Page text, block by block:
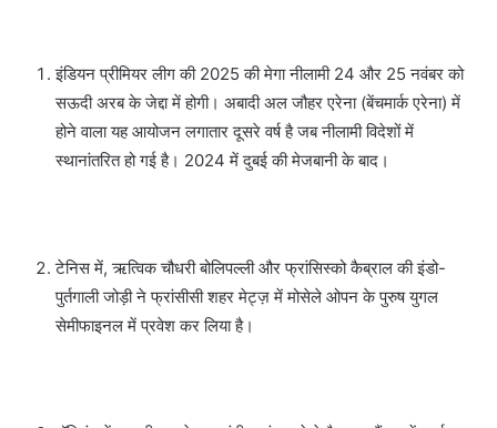
इंडियन प्रीमियर लीग की 2025 की मेगा नीलामी 24 और 25 नवंबर को
सऊदी अरब के जेद्दा में होगी। अबादी अल जौहर एरेना (बेंचमार्क एरेना) में
होने वाला यह आयोजन लगातार दूसरे वर्ष है जब नीलामी विदेशों में
स्थानांतरित हो गई है। 2024 में दुबई की मेजबानी के बाद।
टेनिस में, ऋत्विक चौधरी बोलिपल्ली और फ्रांसिस्को कैब्राल की इंडो-
पुर्तगाली जोड़ी ने फ्रांसीसी शहर मेट्ज़ में मोसेले ओपन के पुरुष युगल
सेमीफाइनल में प्रवेश कर लिया है।